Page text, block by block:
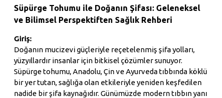
Süpürge Tohumu ile Doğanın Şifası: Geleneksel
ve Bilimsel Perspektiften Sağlık Rehberi
Giriş:
Doğanın mucizevi güçleriyle reçetelenmiş şifa yolları,
yüzyıllardır insanlar için bitkisel çözümler sunuyor.
Süpürge tohumu, Anadolu, Çin ve Ayurveda tıbbında köklü
bir yer tutan, sağlığa olan etkileriyle yeniden keşfedilen
nadide bir şifa kaynağıdır. Günümüzde modern tıbbın yanı